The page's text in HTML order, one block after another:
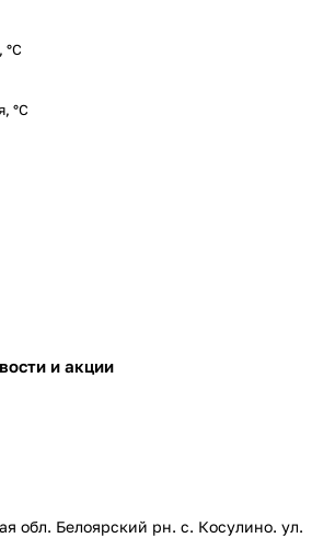
°С
°С
и акции
обл. Белоярский рн. с. Косулино. ул.